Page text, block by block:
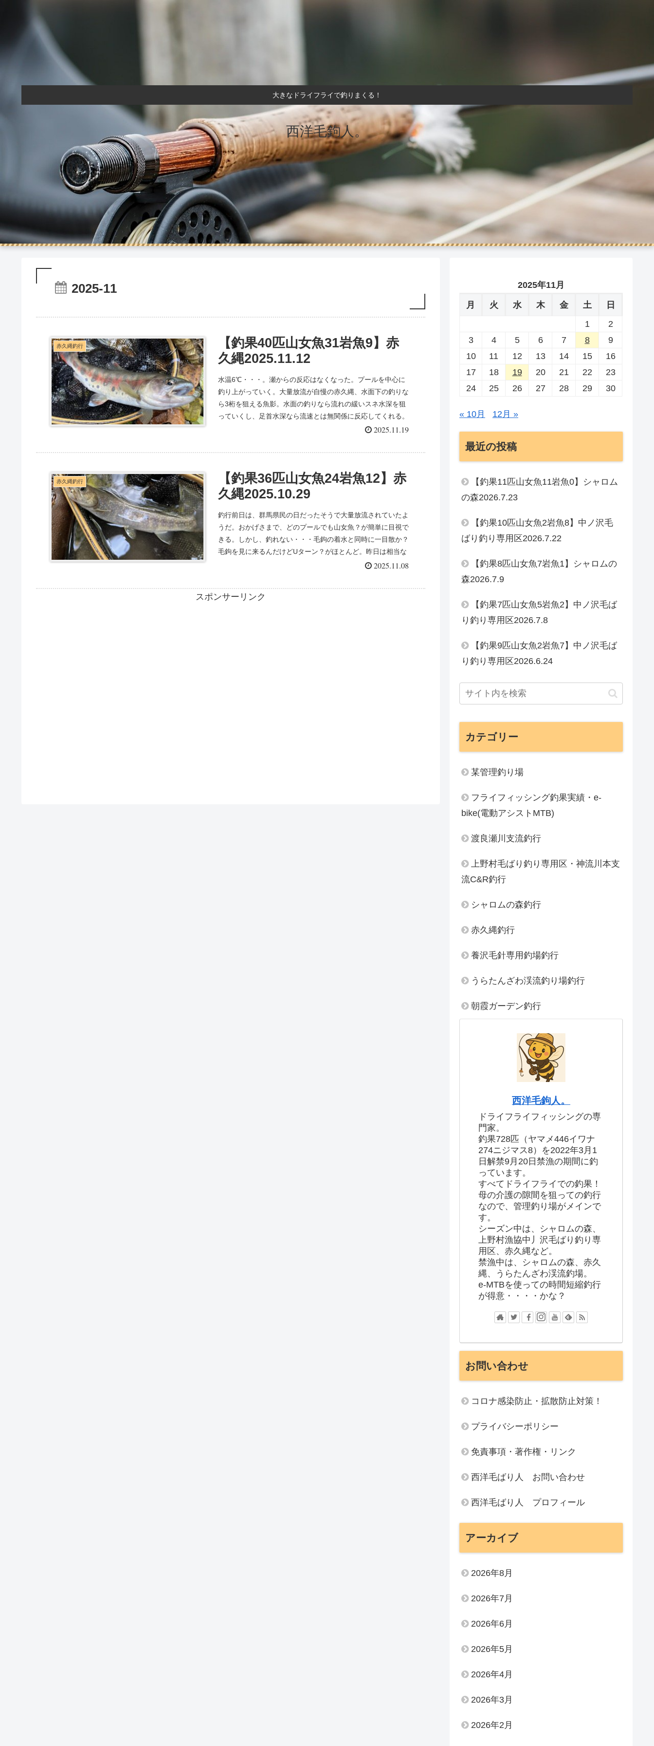
大きなドライフライで釣りまくる！
西洋毛鉤人。
2025-11
赤久縄釣行
【釣果40匹山女魚31岩魚9】赤
久縄2025.11.12
水温6℃・・・。瀬からの反応はなくなった。プールを中心に
釣り上がっていく。大量放流が自慢の赤久縄、水面下の釣りな
ら3桁を狙える魚影。水面の釣りなら流れの緩いスネ水深を狙
っていくし、足首水深なら流速とは無関係に反応してくれる。
大量放流の恩恵をこれでもか・・・っと浴びていく。上流自然
かし、一歩山岳渓流に踏み入れると途端に反応がよくなる。去
ていれば・・・（笑）。
2025.11.19
赤久縄釣行
【釣果36匹山女魚24岩魚12】赤
久縄2025.10.29
釣行前日は、群馬県民の日だったそうで大量放流されていたよ
うだ。おかげさまで、どのプールでも山女魚？が簡単に目視で
きる。しかし、釣れない・・・毛鉤の着水と同時に一目散か？
毛鉤を見に来るんだけどUターン？がほとんど。昨日は相当な
釣り人が楽しんだと思われる。だが、大量放流では変わり者も
いものの釣れる。連続して同じ場所に毛鉤を流すと反応がな
い・・・のは、注意が必要だ。上流自然渓流エリア2終点手前
2025.11.08
スポンサーリンク
2025年11月
月 火 水 木 金 土
日
1
2
3
4 5 6 7 8
9
10
11 12 13 14 15
16
17
18 19 20 21 22
23
24
25 26 27 28 29 30
« 10月 12月 »
最近の投稿
【釣果11匹山女魚11岩魚0】シャロム
の森2026.7.23
【釣果10匹山女魚2岩魚8】中ノ沢毛
ばり釣り専用区2026.7.22
【釣果8匹山女魚7岩魚1】シャロムの
森2026.7.9
【釣果7匹山女魚5岩魚2】中ノ沢毛ば
り釣り専用区2026.7.8
【釣果9匹山女魚2岩魚7】中ノ沢毛ば
り釣り専用区2026.6.24
カテゴリー
某管理釣り場
フライフィッシング釣果実績・e-
bike(電動アシストMTB)
渡良瀬川支流釣行
上野村毛ばり釣り専用区・神流川本支
流C&R釣行
シャロムの森釣行
赤久縄釣行
養沢毛針専用釣場釣行
うらたんざわ渓流釣り場釣行
朝霞ガーデン釣行
西洋毛鉤人。
ドライフライフィッシングの専
門家。
釣果728匹（ヤマメ446イワナ
274ニジマス8）を2022年3月1
日解禁9月20日禁漁の期間に釣
っています。
すべてドライフライでの釣果！
母の介護の隙間を狙っての釣行
なので、管理釣り場がメインで
す。
シーズン中は、シャロムの森、
上野村漁協中丿沢毛ばり釣り専
用区、赤久縄など。
禁漁中は、シャロムの森、赤久
縄、うらたんざわ渓流釣場。
e-MTBを使っての時間短縮釣行
が得意・・・・かな？
お問い合わせ
コロナ感染防止・拡散防止対策！
プライバシーポリシー
免責事項・著作権・リンク
西洋毛ばり人 お問い合わせ
西洋毛ばり人 プロフィール
アーカイブ
2026年8月
2026年7月
2026年6月
2026年5月
2026年4月
2026年3月
2026年2月